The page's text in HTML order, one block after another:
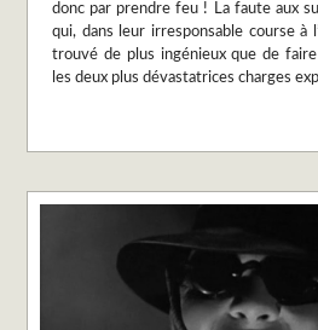
donc par prendre feu ! La faute aux
qui, dans leur irresponsable course à
trouvé de plus ingénieux que de
les deux plus dévastatrices charges